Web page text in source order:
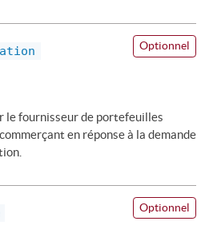
Optionnel
le fournisseur de portefeuilles
en réponse à la demande
Optionnel